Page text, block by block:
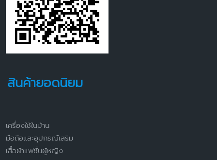
สินค้ายอดนิยม
เครื่องใช้ในบ้าน
มือถือและอุปกรณ์เสริม
เสื้อผ้าแฟชั่นผู้หญิง